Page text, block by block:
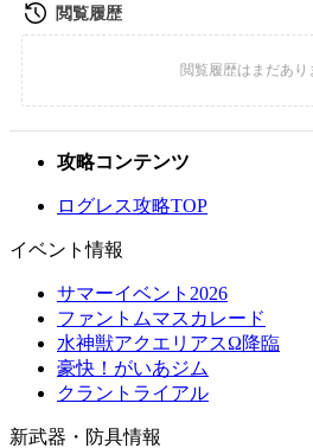
攻略コンテンツ
ログレス攻略TOP
イベント情報
サマーイベント2026
ファントムマスカレード
水神獣アクエリアスΩ降臨
豪快！がいあジム
クラントライアル
新武器・防具情報